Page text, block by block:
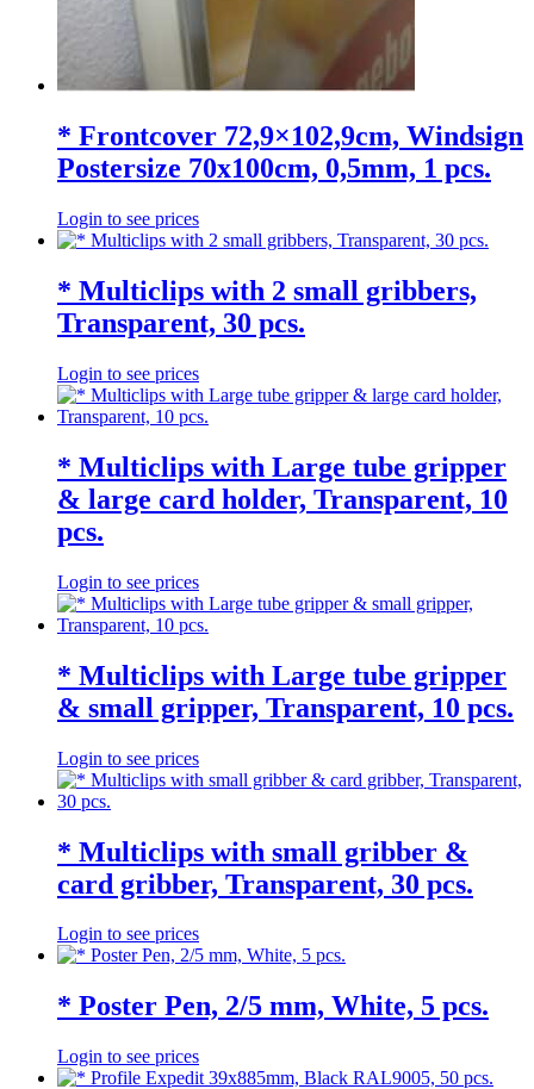
* Frontcover 72,9×102,9cm, Windsign
Postersize 70x100cm, 0,5mm, 1 pcs.
Login to see prices
* Multiclips with 2 small gribbers,
Transparent, 30 pcs.
Login to see prices
* Multiclips with Large tube gripper
& large card holder, Transparent, 10
pcs.
Login to see prices
* Multiclips with Large tube gripper
& small gripper, Transparent, 10 pcs.
Login to see prices
* Multiclips with small gribber &
card gribber, Transparent, 30 pcs.
Login to see prices
* Poster Pen, 2/5 mm, White, 5 pcs.
Login to see prices